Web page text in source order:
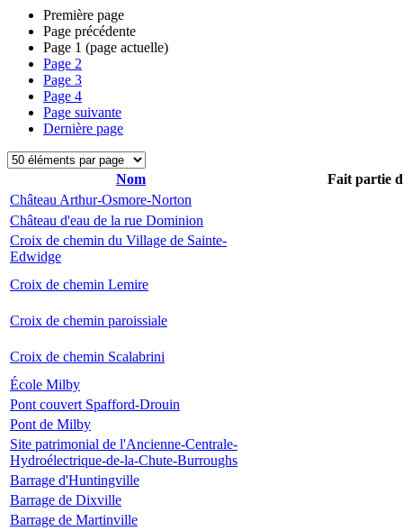
Première page
Page précédente
Page 1 (page actuelle)
Page 2
Page 3
Page 4
Page suivante
Dernière page
Nom
Fait partie
Château Arthur-Osmore-Norton
Château d'eau de la rue Dominion
Croix de chemin du Village de Sainte-
Edwidge
Croix de chemin Lemire
Croix de chemin paroissiale
Croix de chemin Scalabrini
École Milby
Pont couvert Spafford-Drouin
Pont de Milby
Site patrimonial de l'Ancienne-Centrale-
Hydroélectrique-de-la-Chute-Burroughs
Barrage d'Huntingville
Barrage de Dixville
Barrage de Martinville